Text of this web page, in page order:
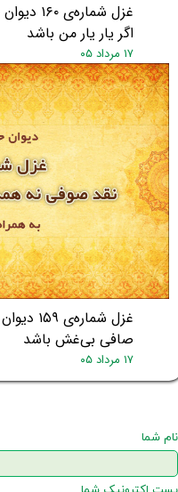
غزل
اگر یار یار من باشد
۱۷ مرداد ۰۵
غزل
صافی بی‌غش باشد
۱۷ مرداد ۰۵
نام شما